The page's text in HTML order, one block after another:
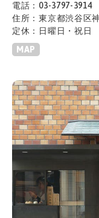
電話：03-3797-3914
住所：東京都渋谷区
定休：日曜日・祝日
MAP